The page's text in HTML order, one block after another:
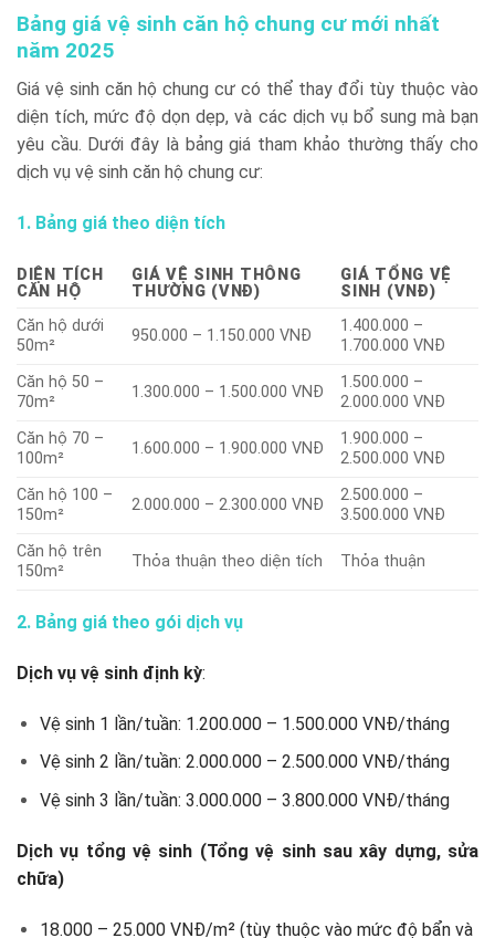
Bảng giá vệ sinh căn hộ chung cư mới nhất
năm 2025
Giá vệ sinh căn hộ chung cư có thể thay đổi tùy thuộc vào
diện tích, mức độ dọn dẹp, và các dịch vụ bổ sung mà bạn
yêu cầu. Dưới đây là bảng giá tham khảo thường thấy cho
dịch vụ vệ sinh căn hộ chung cư:
1. Bảng giá theo diện tích
DIỆN TÍCH
CĂN HỘ
GIÁ VỆ SINH THÔNG
THƯỜNG (VNĐ)
GIÁ TỔNG VỆ
SINH (VNĐ)
Căn hộ dưới
50m²
950.000 – 1.150.000 VNĐ
1.400.000 –
1.700.000 VNĐ
Căn hộ 50 –
70m²
1.300.000 – 1.500.000 VNĐ
1.500.000 –
2.000.000 VNĐ
Căn hộ 70 –
100m²
1.600.000 – 1.900.000 VNĐ
1.900.000 –
2.500.000 VNĐ
Căn hộ 100 –
150m²
2.000.000 – 2.300.000 VNĐ
2.500.000 –
3.500.000 VNĐ
Căn hộ trên
150m²
Thỏa thuận theo diện tích Thỏa thuận
2. Bảng giá theo gói dịch vụ
Dịch vụ vệ sinh định kỳ:
Vệ sinh 1 lần/tuần: 1.200.000 – 1.500.000 VNĐ/tháng
Vệ sinh 2 lần/tuần: 2.000.000 – 2.500.000 VNĐ/tháng
Vệ sinh 3 lần/tuần: 3.000.000 – 3.800.000 VNĐ/tháng
Dịch vụ tổng vệ sinh (Tổng vệ sinh sau xây dựng, sửa
chữa)
18.000 – 25.000 VNĐ/m² (tùy thuộc vào mức độ bẩn và